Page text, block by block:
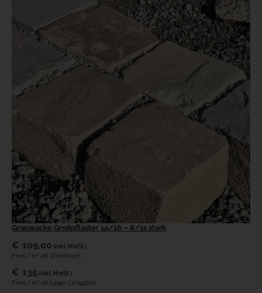
Grauwacke Großpflaster 14/16 – 8/11 stark
€ 109,00 (inkl. MwSt.)
Preis / m² ab Steinbruch
€ 135 (inkl. MwSt.)
Preis / m² ab Lager Langgöns